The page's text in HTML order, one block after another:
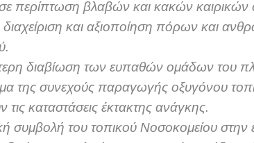
περίπτωση βλαβών και κακών
και αξιοποίηση πόρων και
διαβίωση των ευπαθών ομάδων του
της συνεχούς παραγωγής οξυγόνου
τις καταστάσεις έκτακτης ανάγκης.
συμβολή του τοπικού Νοσοκομείου στην